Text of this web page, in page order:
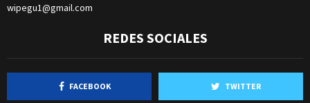
wipegu1@gmail.com
REDES SOCIALES
FACEBOOK TWITTER